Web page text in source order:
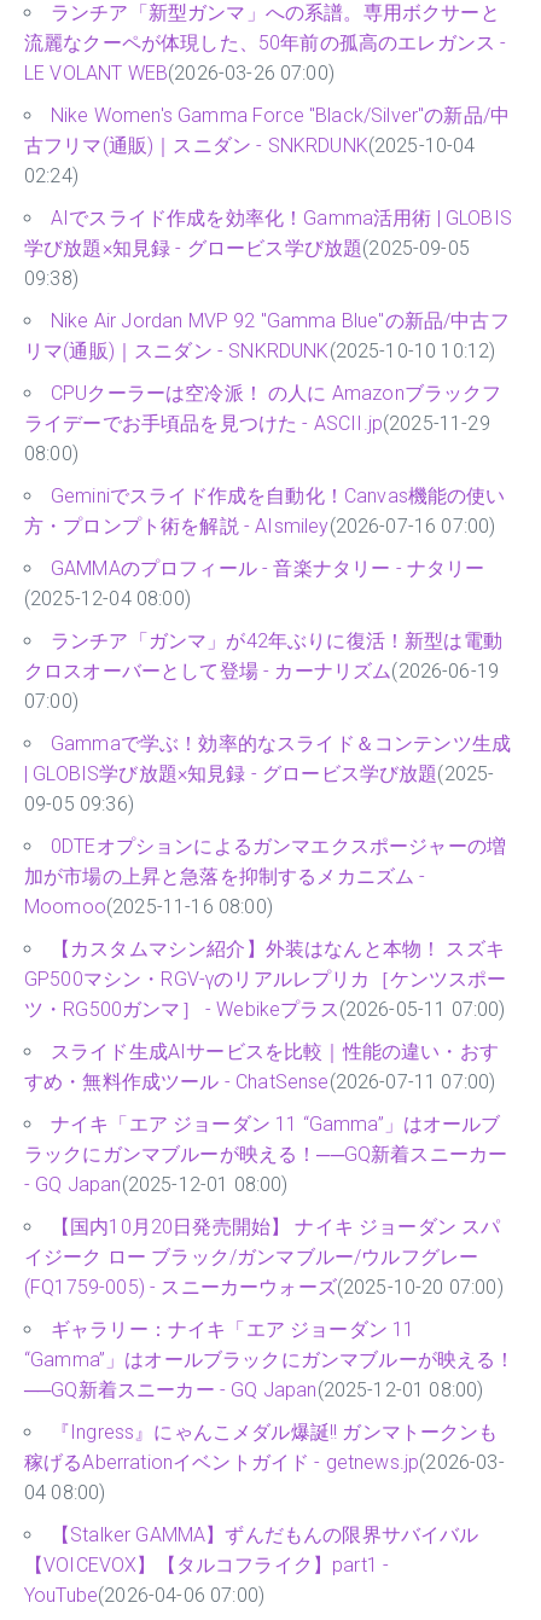
ランチア「新型ガンマ」への系譜。専用ボクサーと
流麗なクーペが体現した、50年前の孤高のエレガンス -
LE VOLANT WEB(2026-03-26 07:00)
Nike Women's Gamma Force "Black/Silver"の新品/中
古フリマ(通販)｜スニダン - SNKRDUNK(2025-10-04
02:24)
AIでスライド作成を効率化！Gamma活用術 | GLOBIS
学び放題×知見録 - グロービス学び放題(2025-09-05
09:38)
Nike Air Jordan MVP 92 "Gamma Blue"の新品/中古フ
リマ(通販)｜スニダン - SNKRDUNK(2025-10-10 10:12)
CPUクーラーは空冷派！ の人に Amazonブラックフ
ライデーでお手頃品を見つけた - ASCII.jp(2025-11-29
08:00)
Geminiでスライド作成を自動化！Canvas機能の使い
方・プロンプト術を解説 - AIsmiley(2026-07-16 07:00)
GAMMAのプロフィール - 音楽ナタリー - ナタリー
(2025-12-04 08:00)
ランチア「ガンマ」が42年ぶりに復活！新型は電動
クロスオーバーとして登場 - カーナリズム(2026-06-19
07:00)
Gammaで学ぶ！効率的なスライド＆コンテンツ生成
| GLOBIS学び放題×知見録 - グロービス学び放題(2025-
09-05 09:36)
0DTEオプションによるガンマエクスポージャーの増
加が市場の上昇と急落を抑制するメカニズム -
Moomoo(2025-11-16 08:00)
【カスタムマシン紹介】外装はなんと本物！ スズキ
GP500マシン・RGV-γのリアルレプリカ［ケンツスポー
ツ・RG500ガンマ］ - Webikeプラス(2026-05-11 07:00)
スライド生成AIサービスを比較｜性能の違い・おす
すめ・無料作成ツール - ChatSense(2026-07-11 07:00)
ナイキ「エア ジョーダン 11 “Gamma”」はオールブ
ラックにガンマブルーが映える！──GQ新着スニーカー
- GQ Japan(2025-12-01 08:00)
【国内10月20日発売開始】 ナイキ ジョーダン スパ
イジーク ロー ブラック/ガンマブルー/ウルフグレー
(FQ1759-005) - スニーカーウォーズ(2025-10-20 07:00)
ギャラリー：ナイキ「エア ジョーダン 11
“Gamma”」はオールブラックにガンマブルーが映える！
──GQ新着スニーカー - GQ Japan(2025-12-01 08:00)
『Ingress』にゃんこメダル爆誕!! ガンマトークンも
稼げるAberrationイベントガイド - getnews.jp(2026-03-
04 08:00)
【Stalker GAMMA】ずんだもんの限界サバイバル
【VOICEVOX】【タルコフライク】part1 -
YouTube(2026-04-06 07:00)